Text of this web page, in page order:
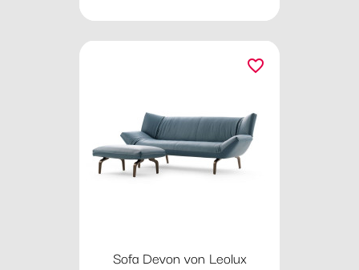
Sofa Devon von Leolux
favorite_border